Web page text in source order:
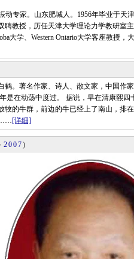
专家。山东肥城人。1956年毕业于天
聘教授，历任天津大学理论力学教研室
大学、Western Ontario大学客座教授
。著名作家、诗人、散文家，中国作
是在动荡中度过。 据说，早在清康熙
牧的牛群，前边的牛已经上了南山，排
……[详细]
2007)